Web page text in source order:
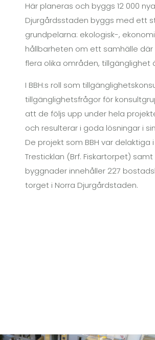
Här planeras och byggs 12 000
Djurgårdsstaden byggs med ett
grundpelarna: ekologisk-,
hållbarheten om ett samhälle
flera olika områden, tillgänglighet
I BBH:s roll som
tillgänglighetsfrågor för
att de följs upp under hela
och resulterar i goda lösningar i
De projekt som BBH var
Tresticklan (Brf. Fiskartorpet)
byggnader innehåller 227
torget i Norra Djurgårdstaden.